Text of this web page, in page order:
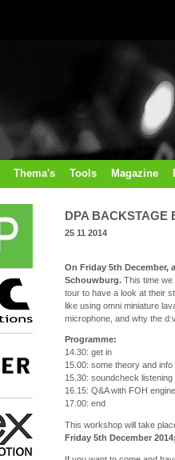
Thema's Tools Magazine
DPA BACKSTAGE
25 11 2014
On Friday 5th December,
Schouwburg. This time we
tour to have a look at their
like using omni miniature
microphone, and why the
Programme:
14.30: get in
15.00: some theory and
15.30: soundcheck listening
16.15: Q&A with FOH
17.00: end
This workshop will take
Friday 5th December